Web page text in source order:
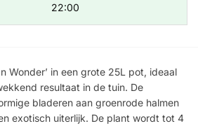
22:00
Wonder’ in een grote 25L pot, ideaal
resultaat in de tuin. De
bladeren aan groenrode halmen
exotisch uiterlijk. De plant wordt tot 4